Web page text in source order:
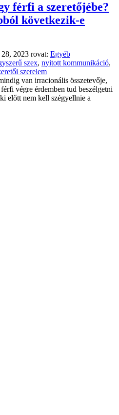
férfi a szeretőjébe?
következik-e
2023 rovat: Egyéb
szex, nyitott kommunikáció,
szerelem
van irracionális összetevője,
végre érdemben tud beszélgetni
előtt nem kell szégyellnie a